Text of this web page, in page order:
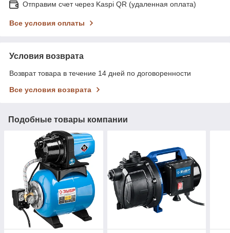
Отправим счет через Kaspi QR (удаленная оплата)
Все условия оплаты
Условия возврата
Возврат товара в течение 14 дней по договоренности
Все условия возврата
Подобные товары компании